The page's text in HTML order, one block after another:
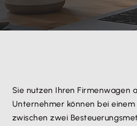
Sie nutzen Ihren Firmenwagen
Unternehmer können bei
zwischen zwei